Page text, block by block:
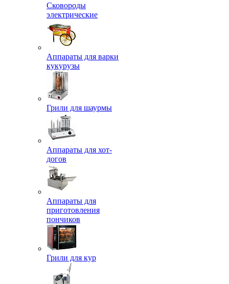
Сковороды
электрические
Аппараты для варки
кукурузы
Грили для шаурмы
Аппараты для хот-
догов
Аппараты для
приготовления
пончиков
Грили для кур